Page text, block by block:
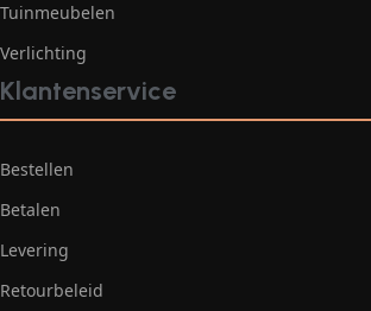
Tuinmeubelen
Verlichting
Klantenservice
Bestellen
Betalen
Levering
Retourbeleid